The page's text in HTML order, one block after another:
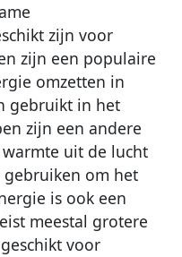
zijn voor
zijn een populaire
omzetten in
gebruikt in het
zijn een andere
uit de lucht
om het
is ook een
meestal grotere
voor